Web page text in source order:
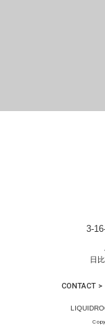
3-
日
CONTACT >